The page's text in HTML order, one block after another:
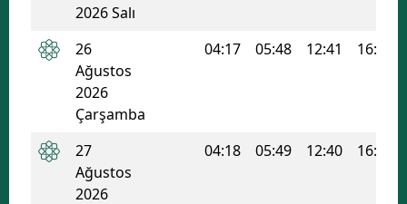
Bayburt
2026 Salı
26
Ağustos
2026
Çarşamba
04:17 05:48 12:41 16:24
27
Ağustos
2026
04:18 05:49 12:40 16:23